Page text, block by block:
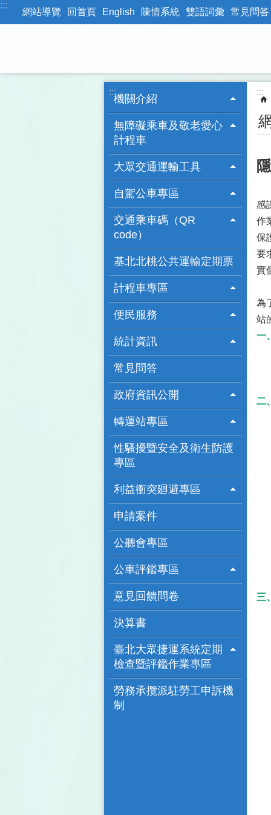
跳到主要內容區塊
:::
網站導覽 回首頁 English 陳情系統 雙語詞彙 常見問答
:::
機關介紹
無障礙乘車及敬老愛心
計程車
大眾交通運輸工具
自駕公車專區
交通乘車碼（QR
code）
基北北桃公共運輸定期票
計程車專區
便民服務
統計資訊
常見問答
政府資訊公開
轉運站專區
性騷擾暨安全及衛生防護
專區
利益衝突廻避專區
申請案件
公聽會專區
公車評鑑專區
意見回饋問卷
決算書
臺北大眾捷運系統定期
檢查暨評鑑作業專區
勞務承攬派駐勞工申訴機
制
:::
感
作
保
要
實
為
站
一
二
三